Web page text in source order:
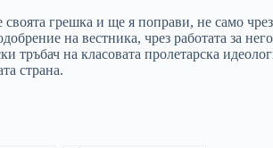
своята грешка и ще я поправи, не само чрез
на вестника, чрез работата за
тръбач на класовата пролетарска
страна.